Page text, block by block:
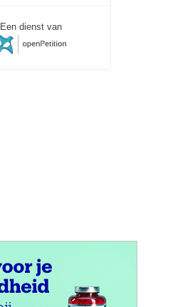
Een dienst van